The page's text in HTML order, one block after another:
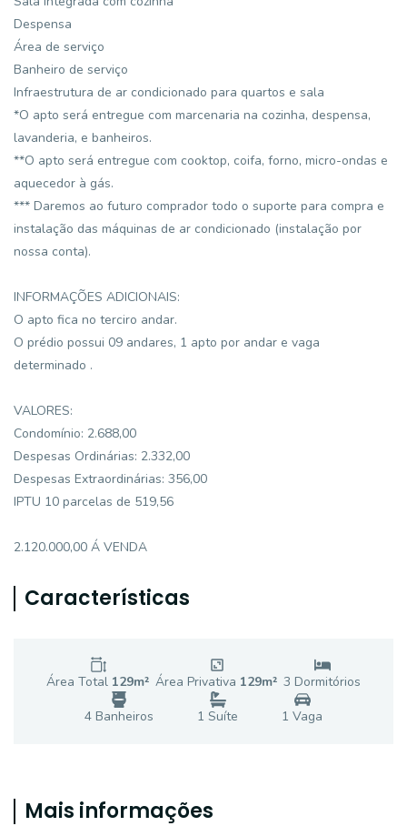
Despensa
Área de serviço
Banheiro de serviço
Infraestrutura de ar condicionado para quartos e sala
*O apto será entregue com marcenaria na cozinha, despensa,
lavanderia, e banheiros.
**O apto será entregue com cooktop, coifa, forno, micro-ondas e
aquecedor à gás.
*** Daremos ao futuro comprador todo o suporte para compra e
instalação das máquinas de ar condicionado (instalação por
nossa conta).
INFORMAÇÕES ADICIONAIS:
O apto fica no terciro andar.
O prédio possui 09 andares, 1 apto por andar e vaga
determinado .
VALORES:
Condomínio: 2.688,00
Despesas Ordinárias: 2.332,00
Despesas Extraordinárias: 356,00
IPTU 10 parcelas de 519,56
2.120.000,00 Á VENDA
Características
Área Total 129m² Área Privativa 129m² 3 Dormitórios
4 Banheiros 1 Suíte 1 Vaga
Mais informações